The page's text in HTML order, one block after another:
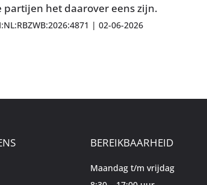
het daarover eens zijn.
| 02-06-2026
BEREIKBAARHEID
Maandag t/m vrijdag